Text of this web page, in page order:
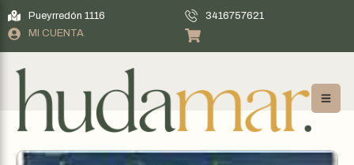
Pueyrredón 1116
3416757621
MI CUENTA